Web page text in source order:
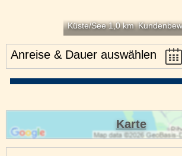
Küste/See 1,0 km
Anreise & Dauer auswählen
Karte